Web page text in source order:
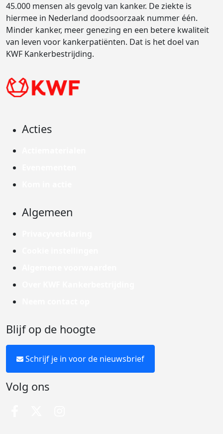
45.000 mensen als gevolg van kanker. De ziekte is
hiermee in Nederland doodsoorzaak nummer één.
Minder kanker, meer genezing en een betere kwaliteit
van leven voor kankerpatiënten. Dat is het doel van
KWF Kankerbestrijding.
Acties
Algemeen
Blijf op de hoogte
Schrijf je in voor de nieuwsbrief
Volg ons